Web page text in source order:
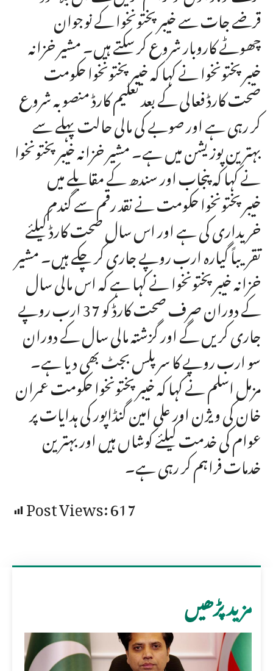
قرضے جات سے خیبرپختونخوا کے نوجوان
چھوٹے کاروبار شروع کر سکتے ہیں۔ مشیر خزانہ
خیبرپختونخوا نے کہا کہ خیبرپختونخوا حکومت
صحت کارڈ فعالی کے بعد تعلیم کارڈ منصوبہ شروع
کر رہی ہے اور صوبے کی مالی حالت پہلے سے
بہترین پوزیشن میں ہے۔ مشیر خزانہ خیبرپختونخوا
نے کہا کہ پنجاب اور سندھ کے مقابلے میں
خیبرپختونخوا حکومت نے نقد رقم سے گندم
خریداری کی ہے اور اس سال صحت کارڈ کیلئے
تقریباً گیارہ ارب روپے جاری کر چکے ہیں۔ مشیر
خزانہ خیبرپختونخوا نے کہا ہے کہ اس مالی سال
کے دوران صرف صحت کارڈ کو 37 ارب روپے
جاری کریں گے اور گزشتہ مالی سال کے دوران
سو ارب روپے کا سرپلس بجٹ بھی دیا ہے۔
مزمل اسلم نے کہا کہ خیبرپختونخوا حکومت عمران
خان کی ویژن اور علی امین گنڈاپور کی ہدایات پر
عوام کی خدمت کیلئے کوشاں ہیں اور بہترین
خدمات فراہم کر رہی ہے۔
Post Views:617
مزید پڑھیں